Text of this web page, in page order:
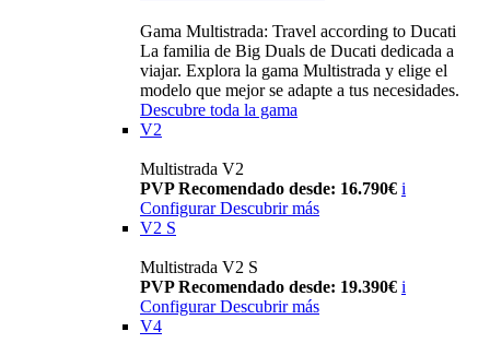
Gama Multistrada: Travel according to Ducati
La familia de Big Duals de Ducati dedicada a
viajar. Explora la gama Multistrada y elige el
modelo que mejor se adapte a tus necesidades.
Descubre toda la gama
V2
Multistrada V2
PVP Recomendado desde: 16.790€ i
Configurar Descubrir más
V2 S
Multistrada V2 S
PVP Recomendado desde: 19.390€ i
Configurar Descubrir más
V4